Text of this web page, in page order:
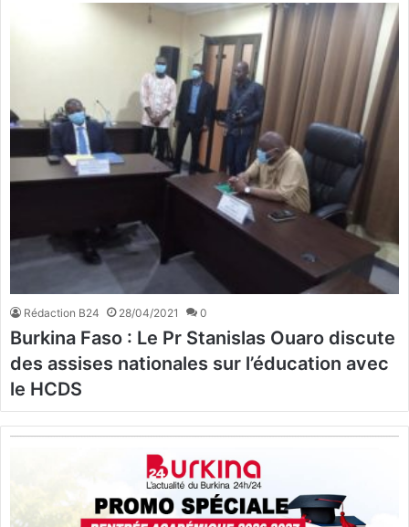
Rédaction B24 28/04/2021 0
Burkina Faso : Le Pr Stanislas Ouaro discute
des assises nationales sur l’éducation avec
le HCDS